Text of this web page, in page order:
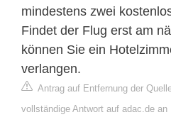
mindestens zwei
Findet der Flug erst am
können Sie ein
verlangen.
Antrag auf Entfernung der
vollständige Antwort auf adac.de an